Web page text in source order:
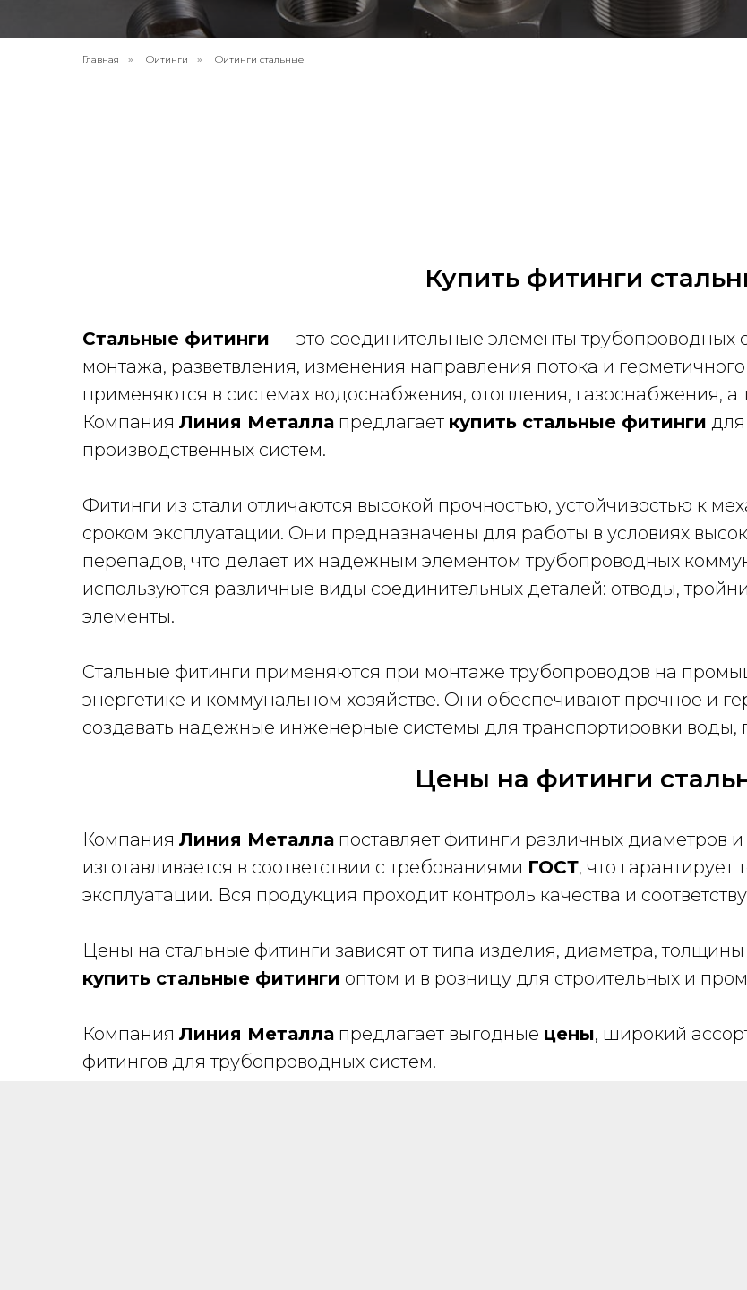
Главная » Фитинги » Фитинги стальные
Купить фитинги
Стальные фитинги — это соединительные элементы трубопроводных
монтажа, разветвления, изменения направления потока и
применяются в системах водоснабжения, отопления, газоснабжения,
Компания Линия Металла предлагает купить стальные фитинги
производственных систем.
Фитинги из стали отличаются высокой прочностью, устойчивостью к
сроком эксплуатации. Они предназначены для работы в условиях
перепадов, что делает их надежным элементом трубопроводных
используются различные виды соединительных деталей: отводы,
элементы.
Стальные фитинги применяются при монтаже трубопроводов на
энергетике и коммунальном хозяйстве. Они обеспечивают прочное и
создавать надежные инженерные системы для транспортировки воды,
Цены на фитинги
Компания Линия Металла поставляет фитинги различных диаметров
изготавливается в соответствии с требованиями ГОСТ, что
эксплуатации. Вся продукция проходит контроль качества и
Цены на стальные фитинги зависят от типа изделия, диаметра,
купить стальные фитинги оптом и в розницу для строительных и
Компания Линия Металла предлагает выгодные цены, широкий
фитингов для трубопроводных систем.